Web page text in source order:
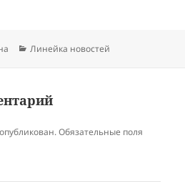
Рубрики
Линейка новостей
Обязательные поля